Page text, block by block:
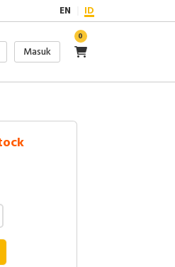
EN ID
Masuk
0